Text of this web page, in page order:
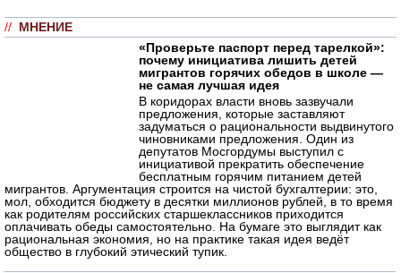
// МНЕНИЕ
«Проверьте паспорт перед тарелкой»:
почему инициатива лишить детей
мигрантов горячих обедов в школе —
не самая лучшая идея
В коридорах власти вновь зазвучали
предложения, которые заставляют
задуматься о рациональности выдвинутого
чиновниками предложения. Один из
депутатов Мосгордумы выступил с
инициативой прекратить обеспечение
бесплатным горячим питанием детей
мигрантов. Аргументация строится на чистой бухгалтерии: это,
мол, обходится бюджету в десятки миллионов рублей, в то время
как родителям российских старшеклассников приходится
оплачивать обеды самостоятельно. На бумаге это выглядит как
рациональная экономия, но на практике такая идея ведёт
общество в глубокий этический тупик.